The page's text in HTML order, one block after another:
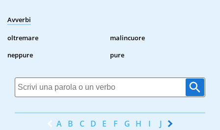
Avverbi
oltremare
malincuore
neppure
pure
A B C D E F G H I J K